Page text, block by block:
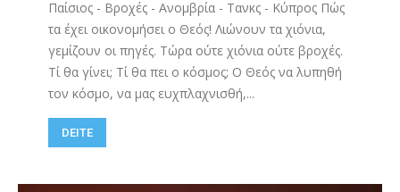
Παίσιος - Βροχές - Ανομβρία - Τανκς - Κύπρος Πώς
τα έχει οικονομήσει ο Θεός! Λιώνουν τα χιόνια,
γεμίζουν οι πηγές. Τώρα ούτε χιόνια ούτε βροχές.
Τί θα γίνει; Τί θα πει ο κόσμος; Ο Θεός να λυπηθή
τον κόσμο, να μας ευχπλαχνισθή,...
DEITE